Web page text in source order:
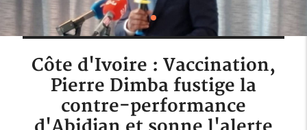
Côte d'Ivoire : Vaccination,
Pierre Dimba fustige la
contre-performance